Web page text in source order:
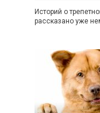
Историй о
рассказано уже